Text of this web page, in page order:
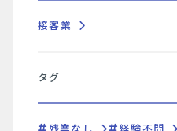
接客業
タグ